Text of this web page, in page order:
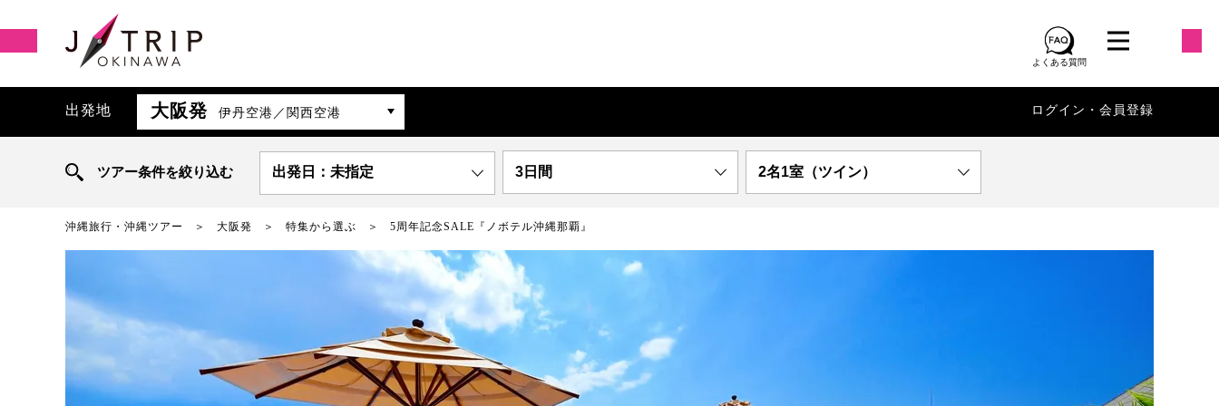
よくある質問
出発地 大阪発 伊丹空港／関西空港 ログイン・会員登録
ツアー条件を絞り込む 出発日：未指定 3日間 2名1室（ツイン）
沖縄旅行・沖縄ツアー 大阪発 特集から選ぶ 5周年記念SALE『ノボテル沖縄那覇』